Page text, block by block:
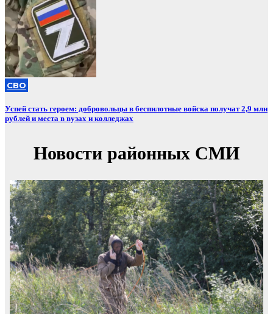
СВО
Успей стать героем: добровольцы в беспилотные войска получат 2,9 млн
рублей и места в вузах и колледжах